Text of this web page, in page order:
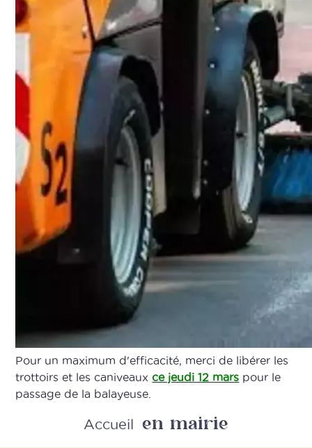
Pour un maximum d'efficacité, merci de libérer les
trottoirs et les caniveauxce jeudi 12 mars pour le
passage de la balayeuse.
Retour
Accueil en mairie